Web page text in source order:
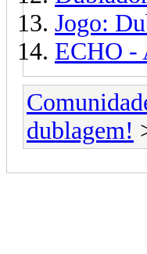
Jogo:
ECHO -
dublagem!